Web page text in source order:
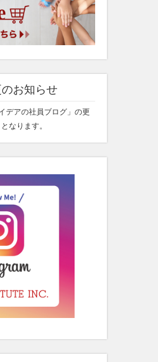
お知らせ
デアの社員ブログ」の更
なります。